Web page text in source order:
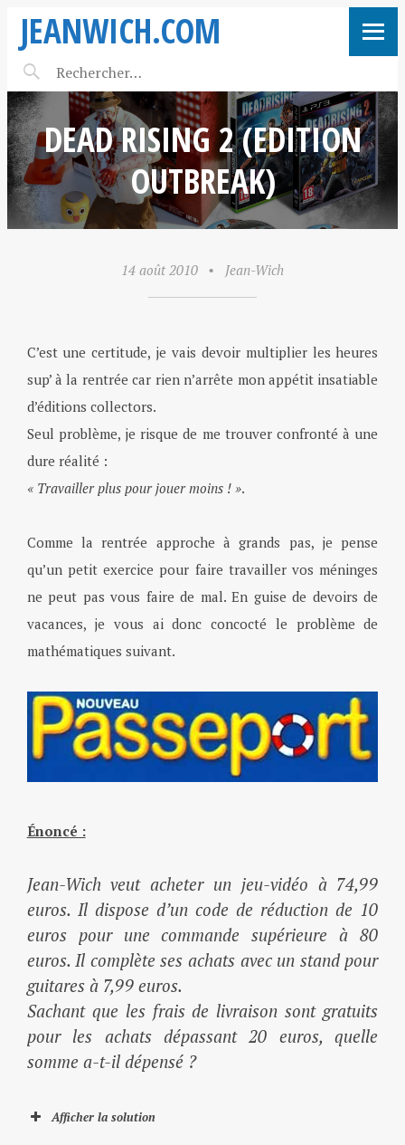
JEANWICH.COM
DEAD RISING 2 (EDITION
OUTBREAK)
14 août 2010 • Jean-Wich
C’est une certitude, je vais devoir multiplier les heures
sup’ à la rentrée car rien n’arrête mon appétit insatiable
d’éditions collectors.
Seul problème, je risque de me trouver confronté à une
dure réalité :
« Travailler plus pour jouer moins ! ».
Comme la rentrée approche à grands pas, je pense
qu’un petit exercice pour faire travailler vos méninges
ne peut pas vous faire de mal. En guise de devoirs de
vacances, je vous ai donc concocté le problème de
mathématiques suivant.
Énoncé :
Jean-Wich veut acheter un jeu-vidéo à 74,99
euros. Il dispose d’un code de réduction de 10
euros pour une commande supérieure à 80
euros. Il complète ses achats avec un stand pour
guitares à 7,99 euros.
Sachant que les frais de livraison sont gratuits
pour les achats dépassant 20 euros, quelle
somme a-t-il dépensé ?
Afficher la solution